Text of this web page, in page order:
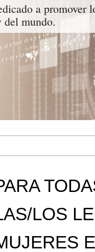
a promover
del mundo.
LOS